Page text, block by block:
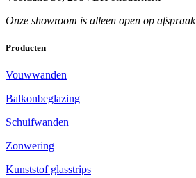
Onze showroom is alleen open op afspraak
Producten
Vouwwanden
Balkonbeglazing
Schuifwanden
Zonwering
Kunststof glasstrips